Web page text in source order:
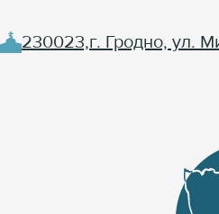
230023,г. Гродно, ул.